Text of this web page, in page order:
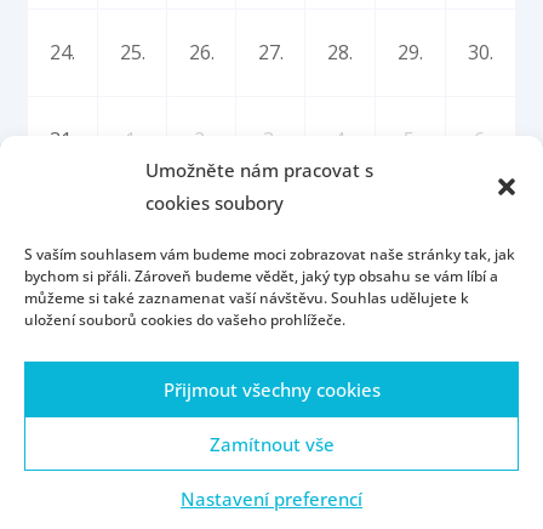
Umožněte nám pracovat s
cookies soubory
S vaším souhlasem vám budeme moci zobrazovat naše stránky tak, jak
bychom si přáli. Zároveň budeme vědět, jaký typ obsahu se vám líbí a
můžeme si také zaznamenat vaší návštěvu. Souhlas udělujete k
uložení souborů cookies do vašeho prohlížeče.
Přijmout všechny cookies
Zamítnout vše
Nastavení preferencí
24. 25. 26. 27. 28. 29. 30.
31. 1. 2. 3. 4. 5. 6.
Úvod Kontakt
Konzultační hodiny
Přijímací řízení
Portál ZČU Webmail